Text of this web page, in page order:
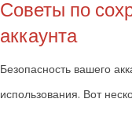
Советы по
аккаунта
Безопасность вашего
использования. Вот